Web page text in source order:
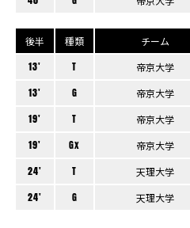
後半 種類 チーム
13' T 帝京大学
13' G 帝京大学
19' T 帝京大学
19' Gx 帝京大学
24' T 天理大学
24' G 天理大学